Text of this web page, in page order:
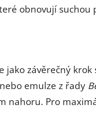
obnovují suchou
jako závěrečný
emulze z řady
nahoru. Pro